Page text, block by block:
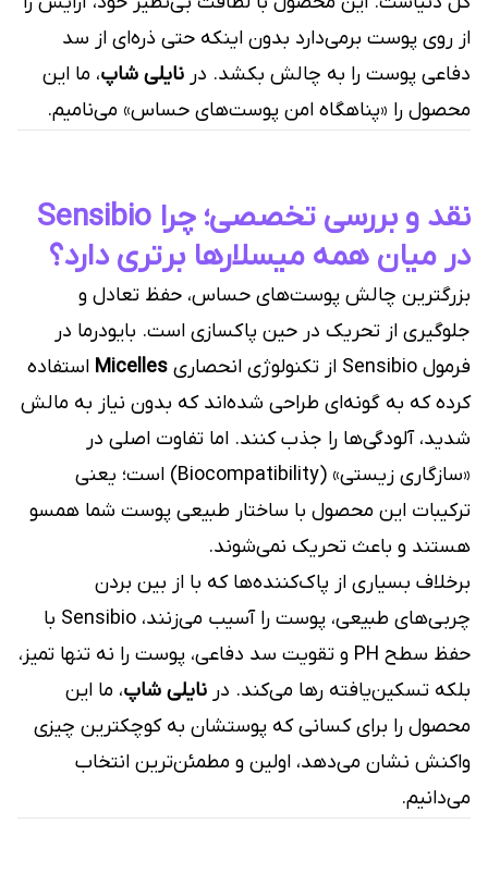
از روی پوست برمی‌دارد بدون اینکه حتی ذره‌ای از سد
دفاعی پوست را به چالش بکشد. در نایلی شاپ، ما این
محصول را «پناهگاه امن پوست‌های حساس» می‌نامیم.
نقد و بررسی تخصصی؛ چرا Sensibio
در میان همه میسلارها برتری دارد؟
بزرگترین چالش پوست‌های حساس، حفظ تعادل و
جلوگیری از تحریک در حین پاکسازی است. بایودرما در
فرمول Sensibio از تکنولوژی انحصاری
Micelles استفاده
کرده که به گونه‌ای طراحی شده‌اند که بدون نیاز به مالش
شدید، آلودگی‌ها را جذب کنند. اما تفاوت اصلی در
«سازگاری زیستی» (Biocompatibility) است؛ یعنی
ترکیبات این محصول با ساختار طبیعی پوست شما همسو
هستند و باعث تحریک نمی‌شوند.
برخلاف بسیاری از پاک‌کننده‌ها که با از بین بردن
چربی‌های طبیعی، پوست را آسیب می‌زنند، Sensibio با
حفظ سطح PH و تقویت سد دفاعی، پوست را نه تنها تمیز،
بلکه تسکین‌یافته رها می‌کند. در نایلی شاپ، ما این
محصول را برای کسانی که پوستشان به کوچکترین چیزی
واکنش نشان می‌دهد، اولین و مطمئن‌ترین انتخاب
می‌دانیم.